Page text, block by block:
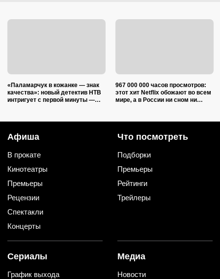
«Паламарчук в кожанке — знак
качества»: новый детектив НТВ
интригует с первой минуты —
967 000 000 часов просмотров:
этот хит Netflix обожают во всем
мире, а в России ни сном ни
Афиша
В прокате
Кинотеатры
Премьеры
Рецензии
Спектакли
Концерты
Что посмотреть
Подборки
Премьеры
Рейтинги
Трейлеры
Сериалы
График выхода
Медиа
Новости